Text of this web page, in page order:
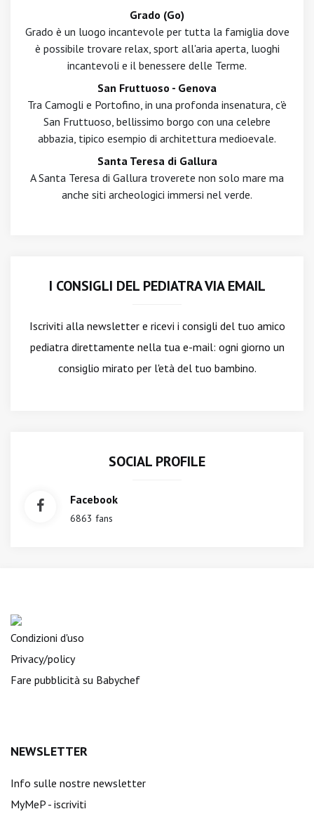
Grado (Go)
Grado è un luogo incantevole per tutta la famiglia dove
è possibile trovare relax, sport all'aria aperta, luoghi
incantevoli e il benessere delle Terme.
San Fruttuoso - Genova
Tra Camogli e Portofino, in una profonda insenatura, c'è
San Fruttuoso, bellissimo borgo con una celebre
abbazia, tipico esempio di architettura medioevale.
Santa Teresa di Gallura
A Santa Teresa di Gallura troverete non solo mare ma
anche siti archeologici immersi nel verde.
I CONSIGLI DEL PEDIATRA VIA EMAIL
Iscriviti alla newslettere ricevi i consigli del tuo amico
pediatra direttamente nella tua e-mail: ogni giorno un
consiglio mirato per l'età del tuo bambino.
SOCIAL PROFILE
Facebook
6863 fans
Condizioni d'uso
Privacy/policy
Fare pubblicità su Babychef
NEWSLETTER
Info sulle nostre newsletter
MyMeP - iscriviti